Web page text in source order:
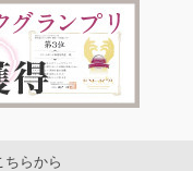
ちらから